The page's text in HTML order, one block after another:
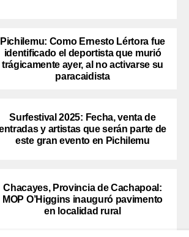
Pichilemu: Como Ernesto Lértora fue
identificado el deportista que murió
trágicamente ayer, al no activarse su
paracaidista
Surfestival 2025: Fecha, venta de
y artistas que serán parte de
este gran evento en Pichilemu
Chacayes, Provincia de Cachapoal:
MOP O’Higgins inauguró pavimento
en localidad rural